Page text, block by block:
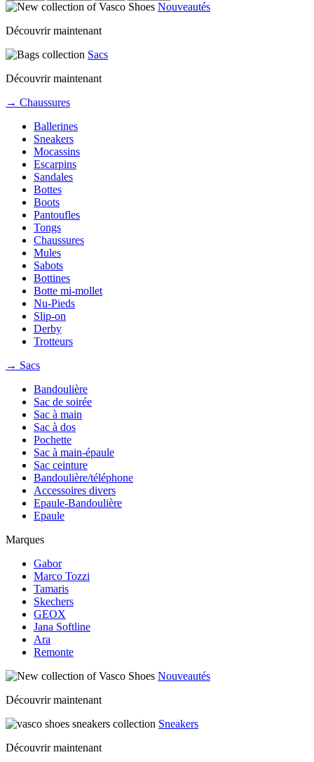
Nouveautés
Découvrir maintenant
Sacs
Découvrir maintenant
→ Chaussures
Ballerines
Sneakers
Mocassins
Escarpins
Sandales
Bottes
Boots
Pantoufles
Tongs
Chaussures
Mules
Sabots
Bottines
Botte mi-mollet
Nu-Pieds
Slip-on
Derby
Trotteurs
→ Sacs
Bandoulière
Sac de soirée
Sac à main
Sac à dos
Pochette
Sac à main-épaule
Sac ceinture
Bandoulière/téléphone
Accessoires divers
Epaule-Bandoulière
Epaule
Marques
Gabor
Marco Tozzi
Tamaris
Skechers
GEOX
Jana Softline
Ara
Remonte
Nouveautés
Découvrir maintenant
Sneakers
Découvrir maintenant